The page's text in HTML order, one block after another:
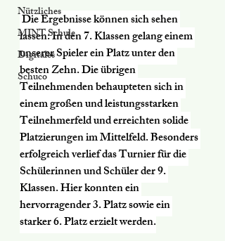
Nützliches
MINT Schule
Digitales
Schuco
Die Ergebnisse können sich sehen
lassen: In den 7. Klassen gelang einem
unserer Spieler ein Platz unter den
besten Zehn. Die übrigen
Teilnehmenden behaupteten sich in
einem großen und leistungsstarken
Teilnehmerfeld und erreichten solide
Platzierungen im Mittelfeld. Besonders
erfolgreich verlief das Turnier für die
Schülerinnen und Schüler der 9.
Klassen. Hier konnten ein
hervorragender 3. Platz sowie ein
starker 6. Platz erzielt werden.